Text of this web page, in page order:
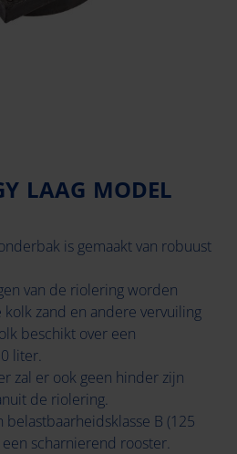
LAAG MODEL
is gemaakt van robuust
van de riolering worden
zand en andere vervuiling
beschikt over een
liter.
zal er ook geen hinder zijn
de riolering.
B (125
scharnierend rooster.